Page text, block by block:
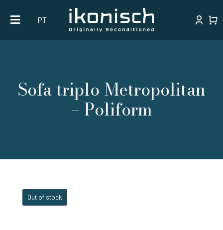
content
PT
Sofa triplo Metropolitan
– Poliform
Out of stock